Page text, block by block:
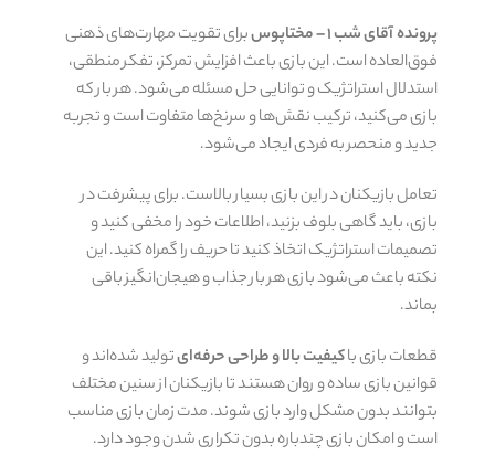
پرونده آقای شب ۱ – مختاپوس
برای تقویت مهارت‌های ذهنی
فوق‌العاده است. این بازی باعث افزایش تمرکز، تفکر منطقی،
استدلال استراتژیک و توانایی حل مسئله می‌شود. هر بار که
بازی می‌کنید، ترکیب نقش‌ها و سرنخ‌ها متفاوت است و تجربه
جدید و منحصر به فردی ایجاد می‌شود.
تعامل بازیکنان در این بازی بسیار بالاست. برای پیشرفت در
بازی، باید گاهی بلوف بزنید، اطلاعات خود را مخفی کنید و
تصمیمات استراتژیک اتخاذ کنید تا حریف را گمراه کنید. این
نکته باعث می‌شود بازی هر بار جذاب و هیجان‌انگیز باقی
بماند.
قطعات بازی باکیفیت بالا و طراحی حرفه‌ایتولید شده‌اند و
قوانین بازی ساده و روان هستند تا بازیکنان از سنین مختلف
بتوانند بدون مشکل وارد بازی شوند. مدت زمان بازی مناسب
است و امکان بازی چندباره بدون تکراری شدن وجود دارد.